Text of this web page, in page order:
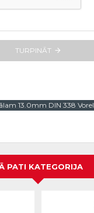
TURPINĀT
13.0mm DIN 338 Vorel
PATI KATEGORIJA